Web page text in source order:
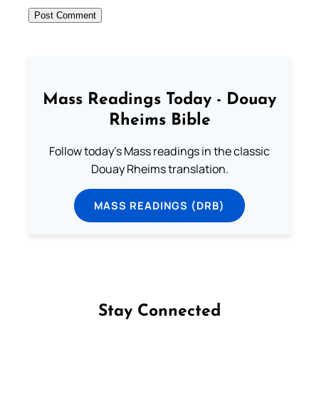
Mass Readings Today - Douay
Rheims Bible
Follow today's Mass readings in the classic
Douay Rheims translation.
MASS READINGS (DRB)
Stay Connected